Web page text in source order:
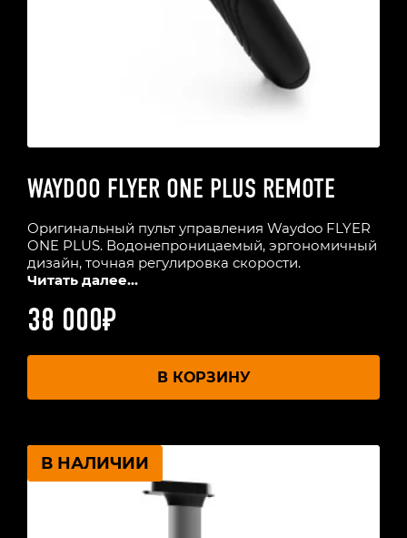
WAYDOO FLYER ONE PLUS REMOTE
Оригинальный пульт управления Waydoo FLYER
ONE PLUS. Водонепроницаемый, эргономичный
дизайн, точная регулировка скорости.
Читать далее...
38 000₽
В КОРЗИНУ
В НАЛИЧИИ